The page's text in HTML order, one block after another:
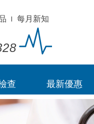
I 每月新知
查 最新優惠